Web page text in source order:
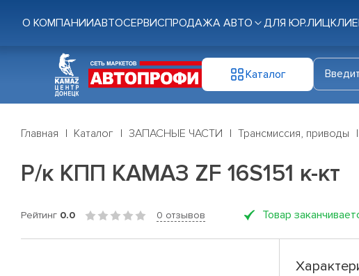
О КОМПАНИИАВТОСЕРВИСПРОДАЖА АВТО ДЛЯ ЮР.ЛИЦ
Каталог
Главная Каталог ЗАПАСНЫЕ ЧАСТИ Трансмиссия, приводы
Р/к КПП КАМАЗ ZF 16S151 к-кт
Рейтинг 0.0 0 отзывов Товар